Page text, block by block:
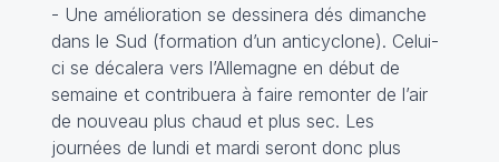
- Une amélioration se dessinera dés dimanche
dans le Sud (formation d’un anticyclone). Celui-
ci se décalera vers l’Allemagne en début de
semaine et contribuera à faire remonter de l’air
de nouveau plus chaud et plus sec. Les
journées de lundi et mardi seront donc plus